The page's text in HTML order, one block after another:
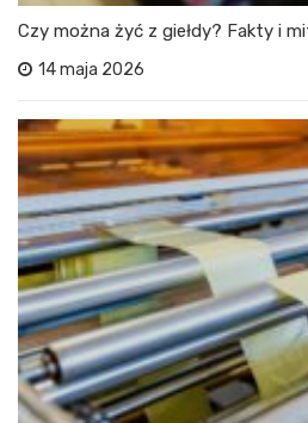
Czy można żyć z giełdy? Fakty i
14 maja 2026